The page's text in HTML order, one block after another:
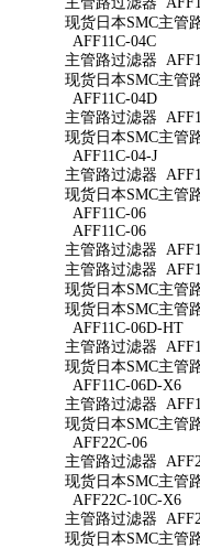
现货日本SMC主管
AFF11C-04C
主管路过滤器
现货日本SMC主管
AFF11C-04D
主管路过滤器
现货日本SMC主管
AFF11C-04-J
主管路过滤器
现货日本SMC主管
AFF11C-06
AFF11C-06
主管路过滤器
主管路过滤器
现货日本SMC主管
现货日本SMC主管
AFF11C-06D-HT
主管路过滤器
现货日本SMC主管
AFF11C-06D-X6
主管路过滤器
现货日本SMC主管
AFF22C-06
主管路过滤器
现货日本SMC主管
AFF22C-10C-X6
主管路过滤器
现货日本SMC主管